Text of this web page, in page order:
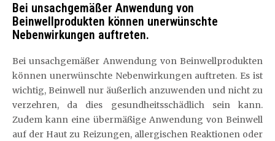
Bei unsachgemäßer Anwendung von
Beinwellprodukten können unerwünschte
Nebenwirkungen auftreten.
Bei unsachgemäßer Anwendung von Beinwellprodukten
können unerwünschte Nebenwirkungen auftreten. Es ist
wichtig, Beinwell nur äußerlich anzuwenden und nicht zu
verzehren, da dies gesundheitsschädlich sein kann.
Zudem kann eine übermäßige Anwendung von Beinwell
auf der Haut zu Reizungen, allergischen Reaktionen oder